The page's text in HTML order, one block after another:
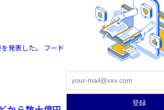
発表した。 フード